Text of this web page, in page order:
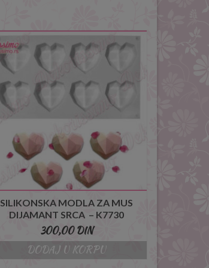
SILIKONSKA MODLA ZA MUS
DIJAMANT SRCA – K7730
300,00DIN
DODAJ U KORPU